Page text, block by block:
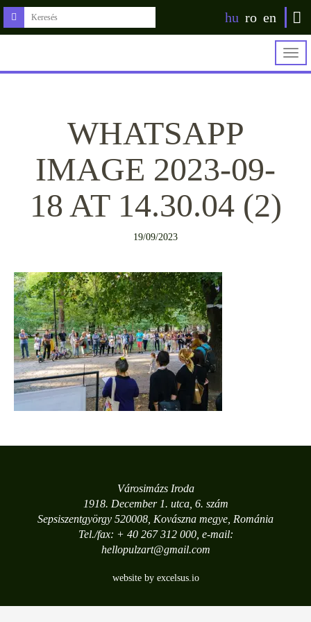
hu ro en
WHATSAPP
IMAGE 2023-09-
18 AT 14.30.04 (2)
19/09/2023
Városimázs Iroda
1918. December 1. utca, 6. szám
Sepsiszentgyörgy 520008, Kovászna megye, Románia
Tel./fax: + 40 267 312 000, e-mail:
hellopulzart@gmail.com
website by excelsus.io